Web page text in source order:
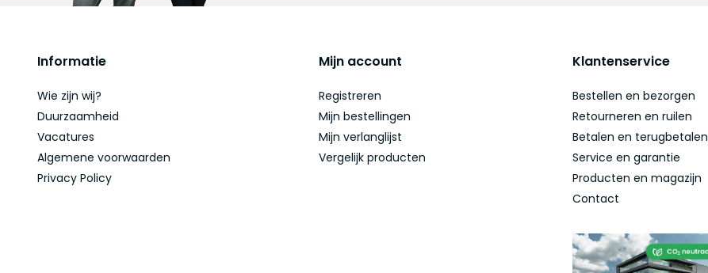
Informatie
Wie zijn wij?
Duurzaamheid
Vacatures
Algemene voorwaarden
Privacy Policy
Mijn account
Registreren
Mijn bestellingen
Mijn verlanglijst
Vergelijk producten
Klantenservice
Bestellen en bezorgen
Retourneren en ruilen
Betalen en terugbetalen
Service en garantie
Producten en magazijn
Contact